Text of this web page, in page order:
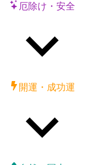
厄除け・安全
開運・成功運